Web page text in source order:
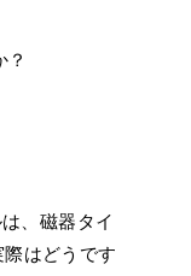
？
、磁器タイ
はどうです